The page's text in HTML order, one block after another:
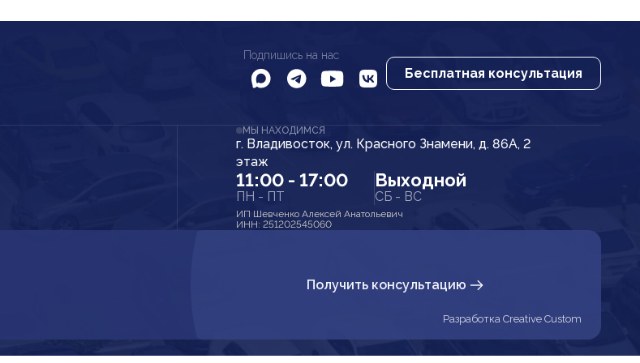
Подпишись на нас
Бесплатная консультация
МЫ НАХОДИМСЯ
г. Владивосток, ул. Красного Знамени, д. 86А, 2
этаж
11:00 - 17:00
ПН - ПТ
Выходной
СБ - ВС
ИП Шевченко Алексей Анатольевич
ИНН: 251202545060
Получить консультацию
Разработка Creative Custom